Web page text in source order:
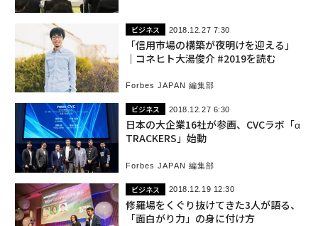
ビジネス 2018.12.27 7:30
「信用市場の構築が夜明けを迎える」
｜コネヒト大湯俊介 #2019を読む
Forbes JAPAN 編集部
ビジネス 2018.12.27 6:30
日本の大企業16社が参画、CVCラボ「α
TRACKERS」始動
Forbes JAPAN 編集部
ビジネス 2018.12.19 12:30
修羅場をくぐり抜けてきた3人が語る、
「面白がり力」の身に付け方